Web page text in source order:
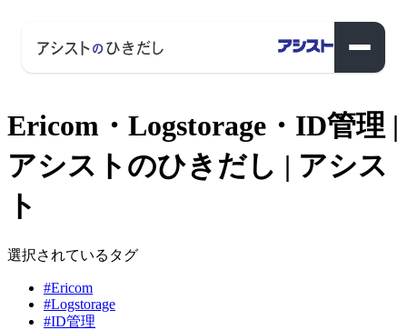
Ericom・Logstorage・ID管理 |
アシストのひきだし | アシス
ト
選択されているタグ
#Ericom
#Logstorage
#ID管理